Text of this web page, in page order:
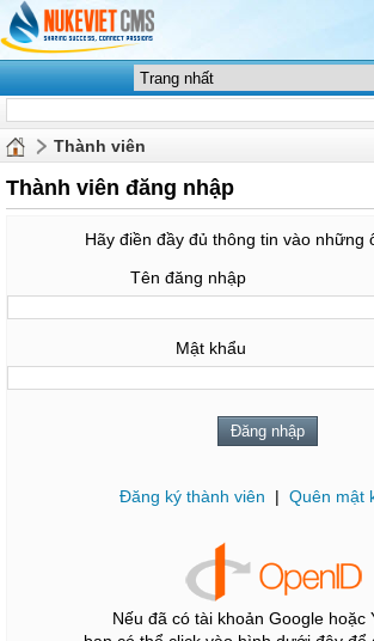
Thành viên
Thành viên đăng nhập
Hãy điền đầy đủ thông tin vào những
Tên đăng nhập
Mật khẩu
Đăng ký thành viên | Quên mật
Nếu đã có tài khoản Google hoặc